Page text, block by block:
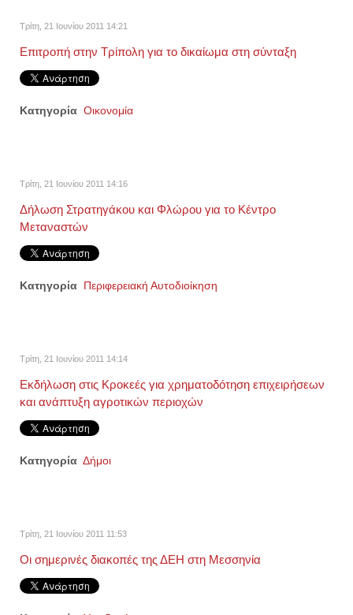
Τρίτη, 21 Ιουνίου 2011 14:21
Επιτροπή στην Τρίπολη για το δικαίωμα στη σύνταξη
Κατηγορία Οικονομία
Τρίτη, 21 Ιουνίου 2011 14:16
Δήλωση Στρατηγάκου και Φλώρου για το Κέντρο
Μεταναστών
Κατηγορία Περιφερειακή Αυτοδιοίκηση
Τρίτη, 21 Ιουνίου 2011 14:14
Εκδήλωση στις Κροκεές για χρηματοδότηση επιχειρήσεων
και ανάπτυξη αγροτικών περιοχών
Κατηγορία Δήμοι
Τρίτη, 21 Ιουνίου 2011 11:53
Οι σημερινές διακοπές της ΔΕΗ στη Μεσσηνία